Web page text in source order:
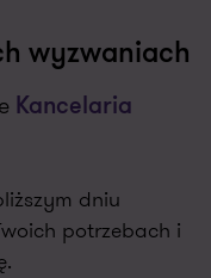
wyzwaniach
Kancelaria
dniu
potrzebach i